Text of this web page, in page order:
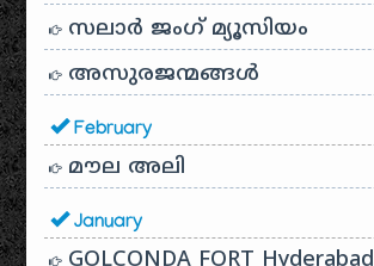
സലാർ ജംഗ് മ്യൂസിയം
അസുരജന്മങ്ങൾ
February
മൗല അലി
January